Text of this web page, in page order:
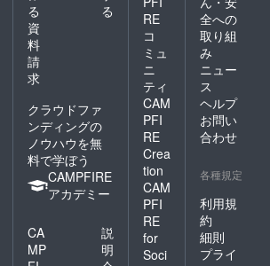
る
る
資
料
請
求
クラウドファ
ンディングの
ノウハウを無
料で学ぼう
CAMPFIRE
アカデミー
CA
MP
説
明
RE
コ
ミュ
ニ
ティ
CAM
PFI
RE
Crea
tion
CAM
PFI
RE
for
Soci
全への
取り組
み
ニュー
ス
ヘルプ
お問い
合わせ
各種規定
利用規
約
細則
プライ